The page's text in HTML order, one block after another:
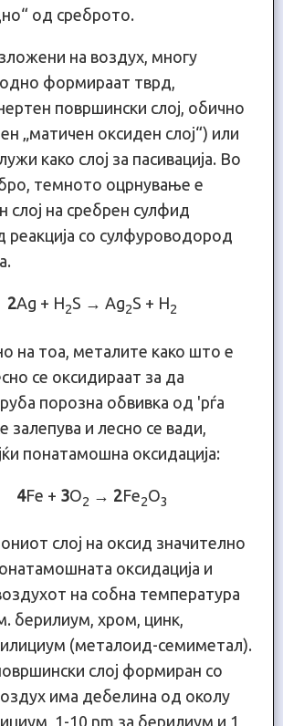
од среброто.
на воздух, многу
формираат тврд,
површински слој, обично
„матичен оксиден слој“) или
како слој за пасивација. Во
темното оцрнување е
слој на сребрен сулфид
со сулфуроводород
2Ag + H2S → Ag2S + H2
на тоа, металите како што е
се оксидираат за да
порозна обвивка од 'рѓа
залепува и лесно се вади,
понатамошна оксидација:
4Fe + 3O2 → 2Fe2O3
слој на оксид значително
оксидација и
на собна температура
берилиум, хром, цинк,
(металоид-семиметал).
слој формиран со
има дебелина од околу
1-10 nm за берилиум и 1